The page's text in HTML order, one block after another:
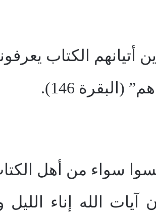
أتيانهم الكتاب
(البقرة 146).
سواء من أهل
آيات الله إناء